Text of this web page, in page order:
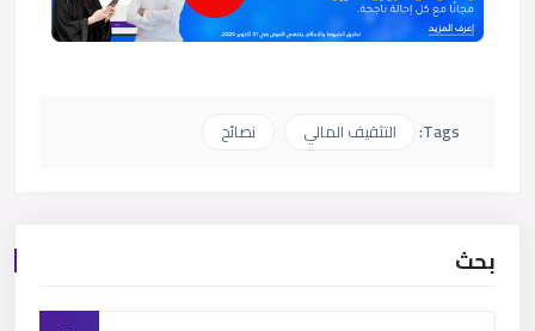
Tags: التثقيف المالي نصائح
بحث